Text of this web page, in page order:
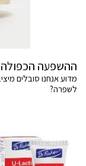
ההשפעה הכפולה
מדוע אנחנו סובלים
לשפרה?